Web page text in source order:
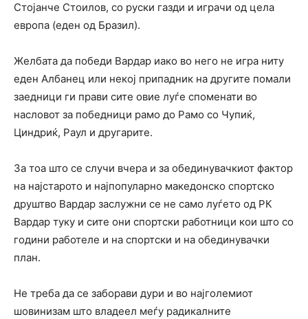
Стојанче Стоилов, со руски газди и играчи од цела
европа (еден од Бразил).
Желбата да победи Вардар иако во него не игра ниту
еден Албанец или некој припадник на другите помали
заедници ги прави сите овие луѓе споменати во
насловот за победници рамо до Рамо со Чупиќ,
Циндриќ, Раул и другарите.
За тоа што се случи вчера и за обединувачкиот фактор
на најстарото и најпопуларно македонско спортско
друштво Вардар заслужни се не само луѓето од РК
Вардар туку и сите они спортски работници кои што со
години работеле и на спортски и на обединувачки
план.
Не треба да се заборави дури и во најголемиот
шовинизам што владеел меѓу радикалните